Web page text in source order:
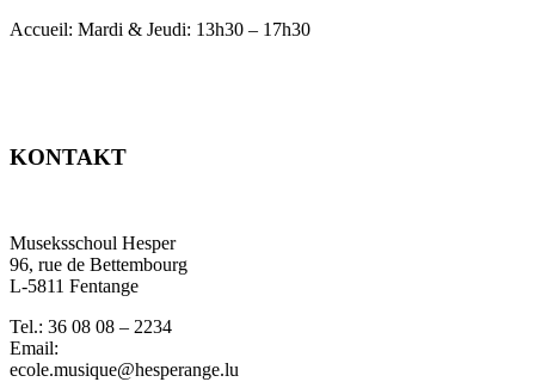
Accueil: Mardi & Jeudi: 13h30 – 17h30
KONTAKT
Museksschoul Hesper
96, rue de Bettembourg
L-5811 Fentange
Tel.: 36 08 08 – 2234
Email:
ecole.musique@hesperange.lu